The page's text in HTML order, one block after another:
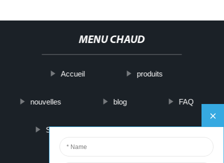
MENU CHAUD
Accueil produits
nouvelles blog FAQ
Sur nous contactez-nous